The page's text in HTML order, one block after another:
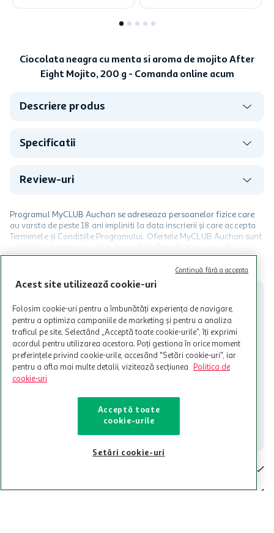
Ciocolata neagra cu menta si aroma de mojito After
Eight Mojito, 200 g - Comanda online acum
Descriere produs
Specificatii
Review-uri
Programul MyCLUB Auchan se adreseaza persoanelor fizice care
au varsta de peste 18 ani impliniti la data inscrierii și care accepta
Termenele și Condițiile Programului. Ofertele MyCLUB Auchan sunt
limita a 12 unitati / card client o singura data in perioada promotiei.
Cardul poate fi utilizat doar in legatura cu magazinele Auchan
participante și pentru acțiuni promotionale indicate de Auchan si
nu raspunde pentru imposibilitatea utilizarii Cardului in perioada in
care aceste este suspendat sau in perioada in care sunt efectuate
intretineri sau reparatii tehnice la sistemul de utilizarea al Cardului.
Contacteaza-ne!
021-9141 contact@auchan.ro
Contact
Cine suntem
Acest site utilizează cookie-uri
Folosim cookie-uri pentru a îmbunătăți experiența de navigare,
pentru a optimiza campaniile de marketing și pentru a analiza
traficul pe site. Selectând „Acceptă toate cookie-urile”, îți exprimi
acordul pentru utilizarea acestora. Poți gestiona în orice moment
preferințele privind cookie-urile, accesând "Setări cookie-uri", iar
pentru a afla mai multe detalii, vizitează secțiunea
Politica de
cookie-uri
Acceptă toate
cookie-urile
Setări cookie-uri
Continuă fără a accepta